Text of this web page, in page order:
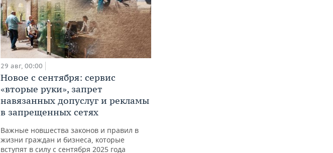
29 авг, 00:00
Новое с сентября: сервис
«вторые руки», запрет
навязанных допуслуг и рекламы
в запрещенных сетях
Важные новшества законов и правил в
жизни граждан и бизнеса, которые
вступят в силу с сентября 2025 года